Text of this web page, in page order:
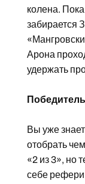
колена.
забирается
Арона
удержать
Вы уже
отобрать
«2 из 3», но
себе рефери